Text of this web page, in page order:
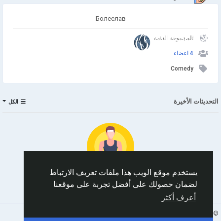
يستخدم موقع الويب هذا ملفات تعريف الارتباط
لضمان حصولك على أفضل تجربة على موقعنا
أعرف أكثر
Болеслав
المجموعة العامة
4 اعضاء
Comedy
التحديثات الأخيرة الكل
No data to show
© 2026 AnimeSocial.SU - Первая аниме сеть!